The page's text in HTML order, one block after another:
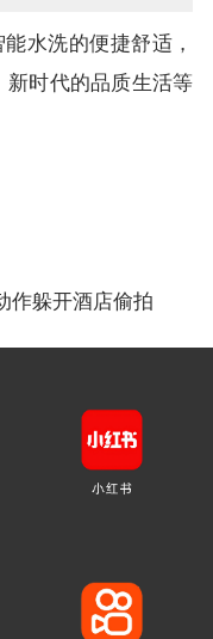
水洗的便捷舒适，
新时代的品质生活等
作躲开酒店偷拍